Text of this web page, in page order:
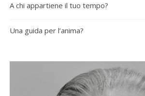
A chi appartiene il tuo tempo?
Una guida per l’anima?